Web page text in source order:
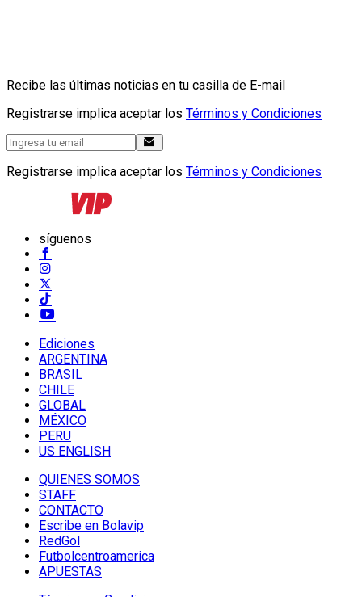
Recibe las últimas noticias en tu casilla de E-mail
Registrarse implica aceptar los Términos y Condiciones
Registrarse implica aceptar los Términos y Condiciones
síguenos
Ediciones
ARGENTINA
BRASIL
CHILE
GLOBAL
MÉXICO
PERU
US ENGLISH
QUIENES SOMOS
STAFF
CONTACTO
Escribe en Bolavip
RedGol
Futbolcentroamerica
APUESTAS